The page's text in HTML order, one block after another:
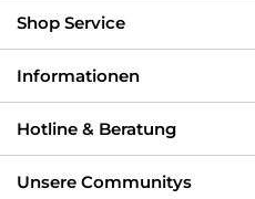
Shop Service
Informationen
Hotline & Beratung
Unsere Communitys